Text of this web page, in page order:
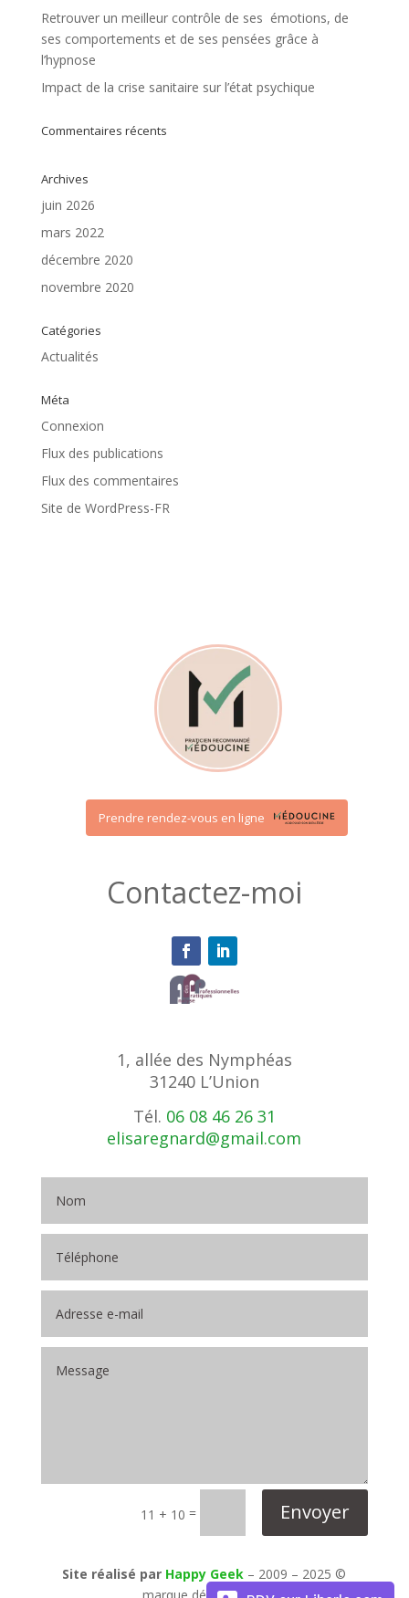
Retrouver un meilleur contrôle de ses émotions, de
ses comportements et de ses pensées grâce à
l’hypnose
Impact de la crise sanitaire sur l’état psychique
Commentaires récents
Archives
juin 2026
mars 2022
décembre 2020
novembre 2020
Catégories
Actualités
Méta
Connexion
Flux des publications
Flux des commentaires
Site de WordPress-FR
Prendre rendez-vous en ligne
Contactez-moi
1, allée des Nymphéas
31240 L’Union
Tél. 06 08 46 26 31
elisaregnard@gmail.com
11 + 10 = Envoyer
Site réalisé par Happy Geek – 2009 – 2025 ©